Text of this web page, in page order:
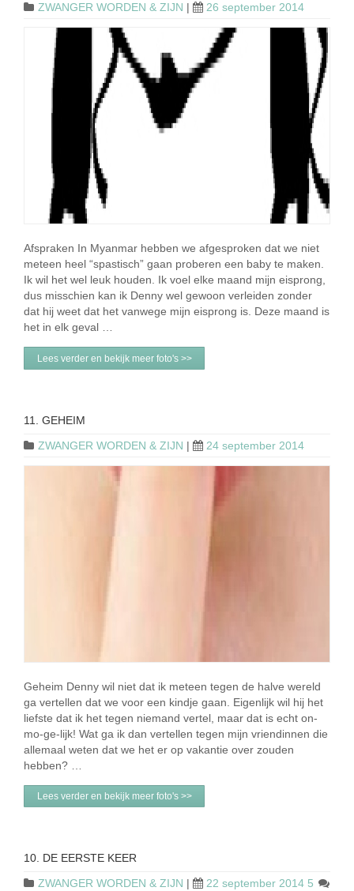
ZWANGER WORDEN & ZIJN | 26 september 2014
Afspraken In Myanmar hebben we afgesproken dat we niet
meteen heel “spastisch” gaan proberen een baby te maken.
Ik wil het wel leuk houden. Ik voel elke maand mijn eisprong,
dus misschien kan ik Denny wel gewoon verleiden zonder
dat hij weet dat het vanwege mijn eisprong is. Deze maand is
het in elk geval …
Lees verder en bekijk meer foto's >>
11. GEHEIM
ZWANGER WORDEN & ZIJN | 24 september 2014
Geheim Denny wil niet dat ik meteen tegen de halve wereld
ga vertellen dat we voor een kindje gaan. Eigenlijk wil hij het
liefste dat ik het tegen niemand vertel, maar dat is echt on-
mo-ge-lijk! Wat ga ik dan vertellen tegen mijn vriendinnen die
allemaal weten dat we het er op vakantie over zouden
hebben? …
Lees verder en bekijk meer foto's >>
10. DE EERSTE KEER
ZWANGER WORDEN & ZIJN | 22 september 2014 5